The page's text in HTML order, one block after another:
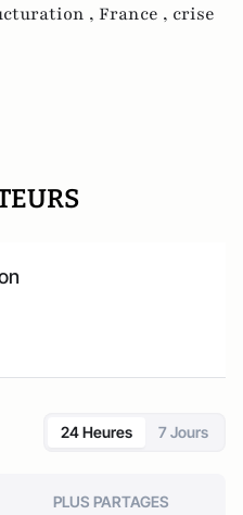
, France , crise
24 Heures 7 Jours
PLUS PARTAGES